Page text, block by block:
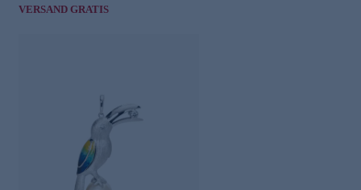
VERSAND GRATIS